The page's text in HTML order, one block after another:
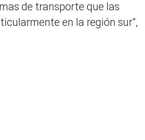
de transporte que las
en la región sur”,